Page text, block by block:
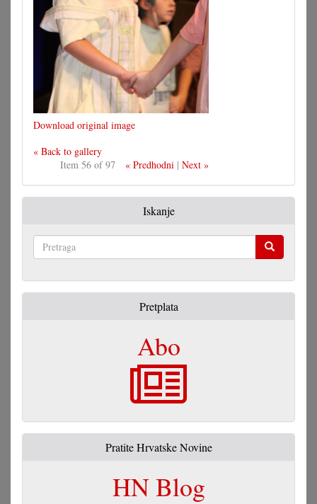
Download original image
« Back to gallery
Item 56 of 97
« Predhodni | Next »
Iskanje
Pretplata
Abo
Pratite Hrvatske Novine
HN Blog